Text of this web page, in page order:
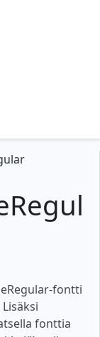
fontti
fonttia